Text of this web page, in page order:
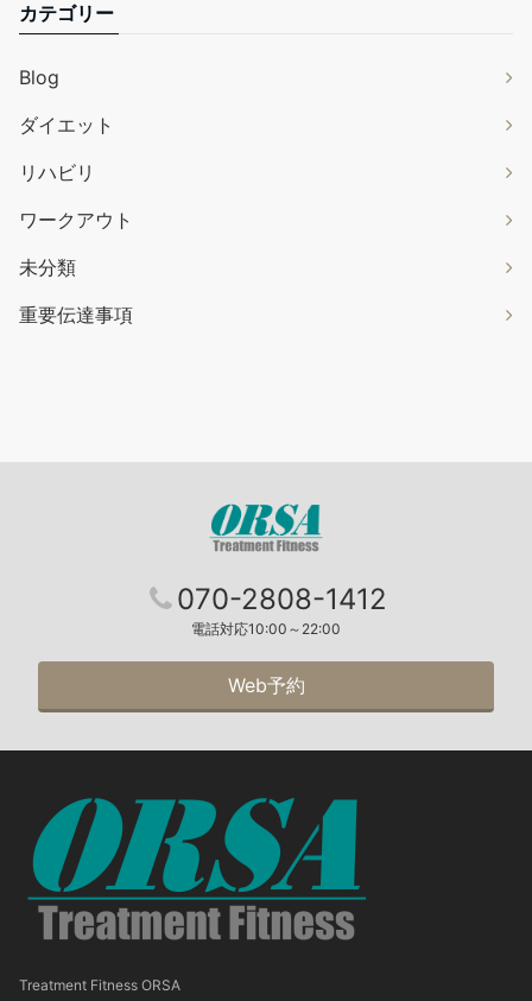
カテゴリー
Blog
ダイエット
リハビリ
ワークアウト
未分類
重要伝達事項
070-2808-1412
電話対応10:00～22:00
Web予約
Treatment Fitness ORSA